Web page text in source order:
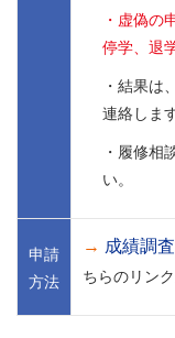
・虚偽の
停学、退
・結果は
連絡します
・履修相
い。
申請
方法
→ 成績調
ちらのリン